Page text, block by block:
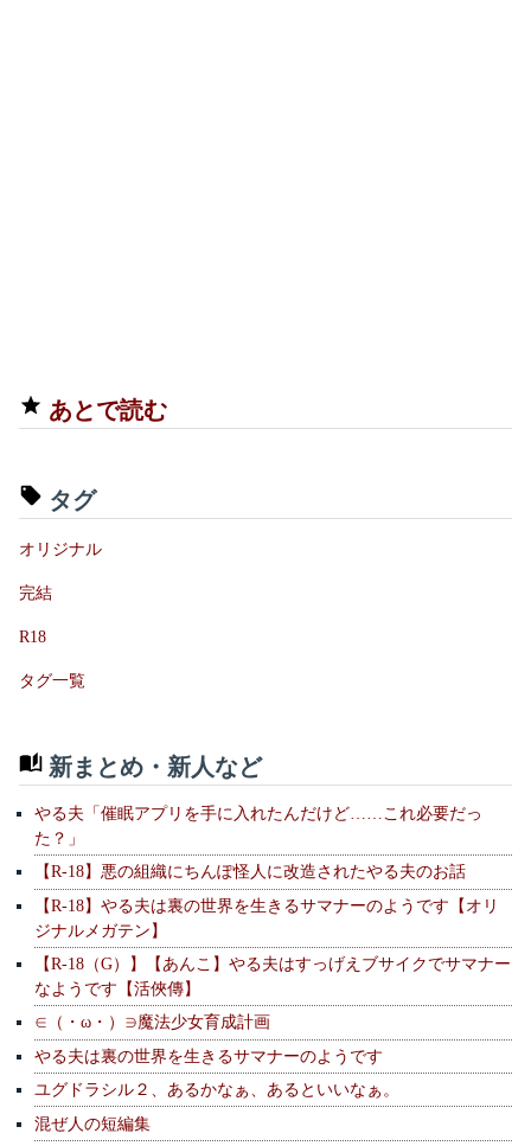
あとで読む
タグ
オリジナル
完結
R18
タグ一覧
新まとめ・新人など
やる夫「催眠アプリを手に入れたんだけど……これ必要だっ
た？」
【R-18】悪の組織にちんぽ怪人に改造されたやる夫のお話
【R-18】やる夫は裏の世界を生きるサマナーのようです【オリ
ジナルメガテン】
【R-18（G）】【あんこ】やる夫はすっげえブサイクでサマナー
なようです【活俠傳】
∈（・ω・）∋魔法少女育成計画
やる夫は裏の世界を生きるサマナーのようです
ユグドラシル２、あるかなぁ、あるといいなぁ。
混ぜ人の短編集